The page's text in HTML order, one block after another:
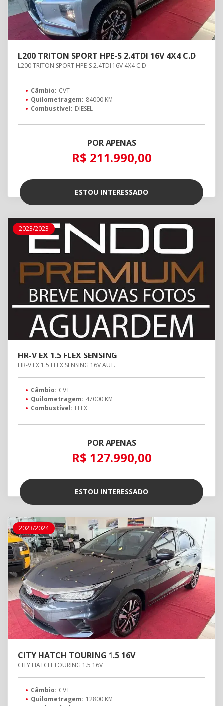
L200 TRITON SPORT HPE-S 2.4TDI 16V 4X4 C.D
L200 TRITON SPORT HPE-S 2.4TDI 16V 4X4 C.D
Câmbio: CVT
Quilometragem: 84000 KM
Combustível: DIESEL
POR APENAS
R$ 211.990,00
ESTOU INTERESSADO
2023/2023
HR-V EX 1.5 FLEX SENSING
HR-V EX 1.5 FLEX SENSING 16V AUT.
Câmbio: CVT
Quilometragem: 47000 KM
Combustível: FLEX
POR APENAS
R$ 127.990,00
ESTOU INTERESSADO
2023/2024
CITY HATCH TOURING 1.5 16V
CITY HATCH TOURING 1.5 16V
Câmbio: CVT
Quilometragem: 12800 KM